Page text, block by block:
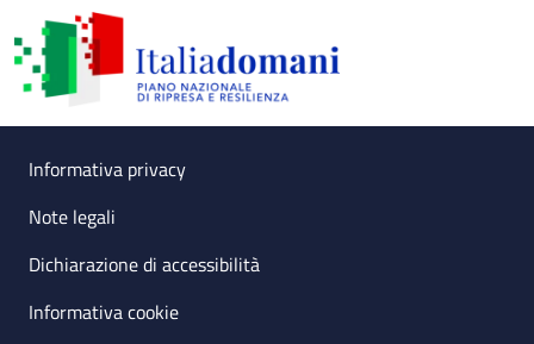
Small prints
Useful links section
Informativa privacy
Note legali
Dichiarazione di accessibilità
Informativa cookie